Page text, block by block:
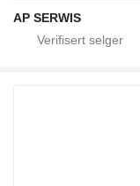
AP SERWIS